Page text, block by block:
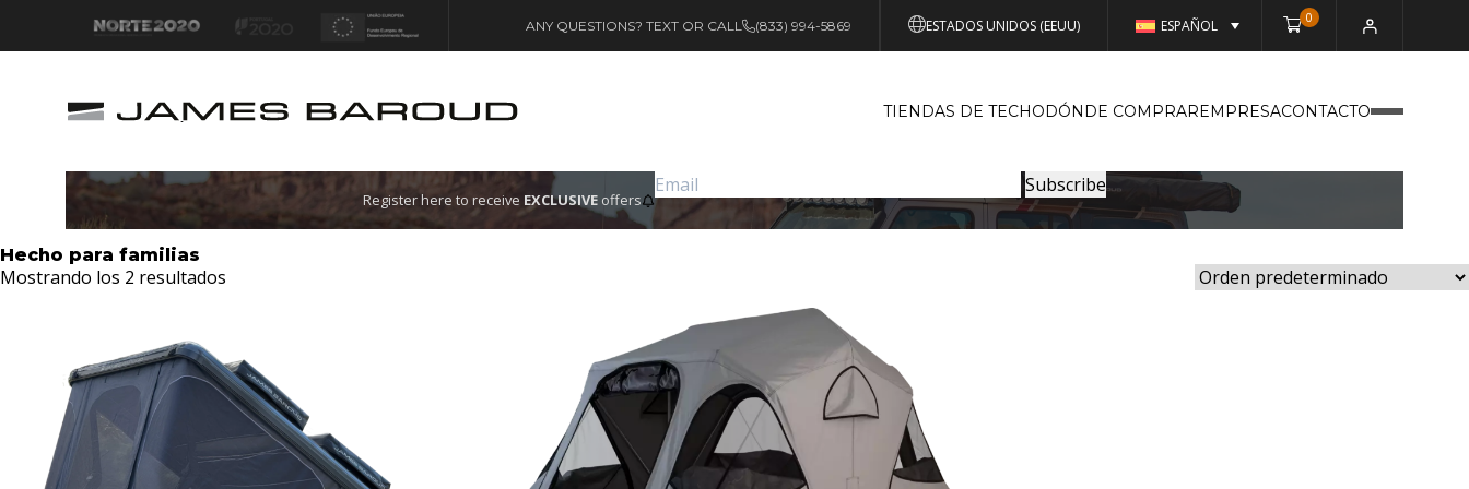
ESTADOS UNIDOS (EEUU)
ANY QUESTIONS? TEXT OR CALL (833) 994-5869 ESPAÑOL 0
Let's go! TIENDAS DE TECHODÓNDE COMPRAREMPRESACONTACTO
Register here to receive EXCLUSIVE offers
Hecho para familias
Mostrando los 2 resultados